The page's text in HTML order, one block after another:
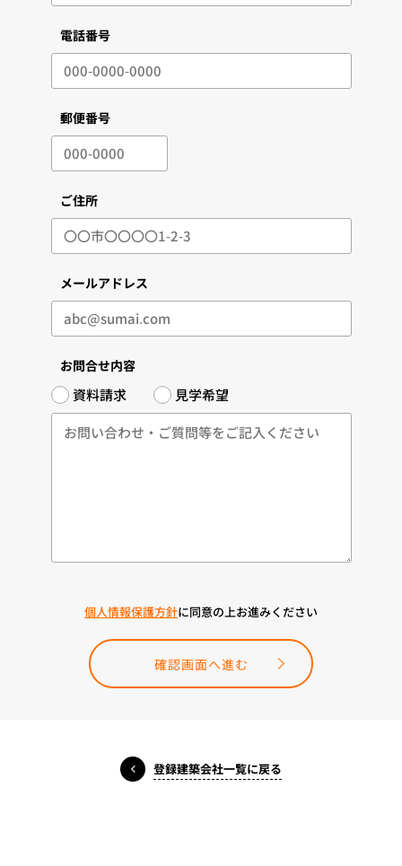
電話番号
郵便番号
ご住所
メールアドレス
お問合せ内容
資料請求 見学希望
個人情報保護方針に同意の上お進みください
確認画面へ進む
登録建築会社一覧に戻る